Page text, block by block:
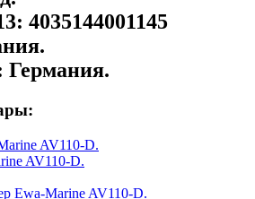
4035144001145
Германия.
AV110-D.